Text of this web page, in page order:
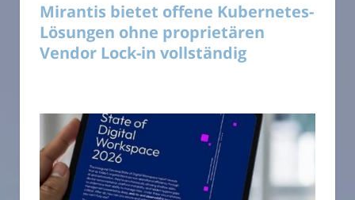
Mirantis bietet offene Kubernetes-
Lösungen ohne proprietären
Vendor Lock-in vollständig